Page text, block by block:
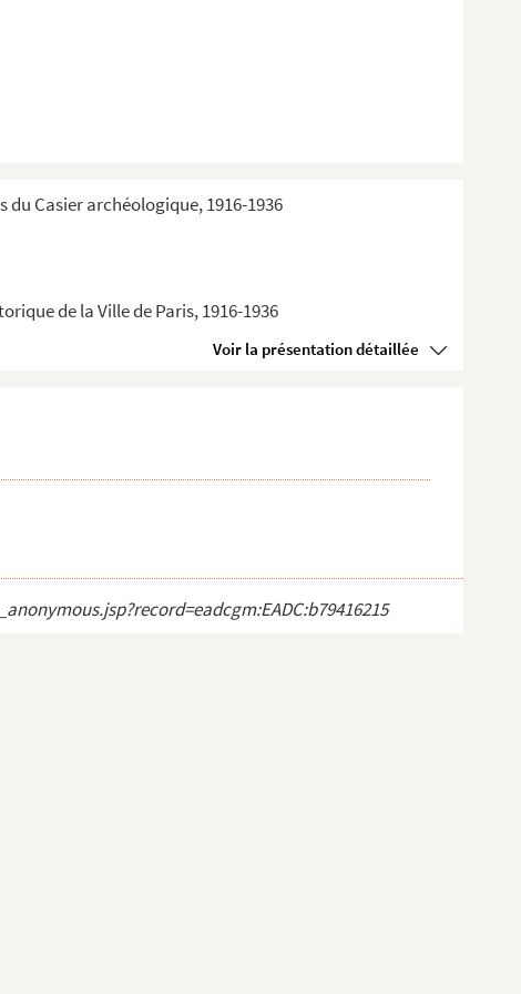
Casier archéologique, 1916-1936
de la Ville de Paris, 1916-1936
Voir la présentation détaillée